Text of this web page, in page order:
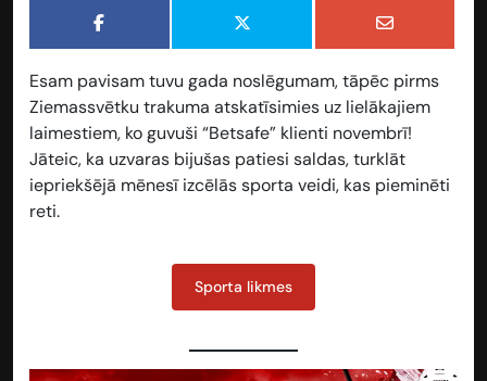
Esam pavisam tuvu gada noslēgumam, tāpēc pirms
Ziemassvētku trakuma atskatīsimies uz lielākajiem
laimestiem, ko guvuši “Betsafe” klienti novembrī!
Jāteic, ka uzvaras bijušas patiesi saldas, turklāt
iepriekšējā mēnesī izcēlās sporta veidi, kas pieminēti
reti.
Sporta likmes